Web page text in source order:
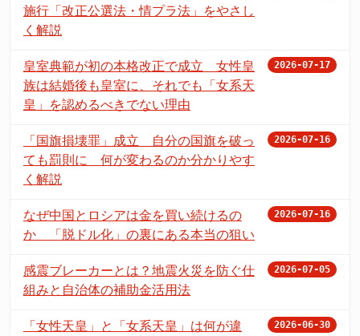
施行「改正公選法・情プラ法」をやさし
く解説
皇室典範が初の本格改正で成立 女性皇
族は結婚後も皇室に、それでも「女系天
皇」を認めるべきでない理由
2026-07-17
「国旗損壊罪」成立 自分の国旗を破っ
ても罰則に 何が変わるのか分かりやす
く解説
2026-07-16
なぜ中国とロシアは金を買い続けるの
か 「脱ドル化」の裏にある本当の狙い
2026-07-16
感震ブレーカーとは？地震火災を防ぐ仕
組みと自治体の補助金活用法
2026-07-05
「女性天皇」と「女系天皇」は何が違
2026-06-30